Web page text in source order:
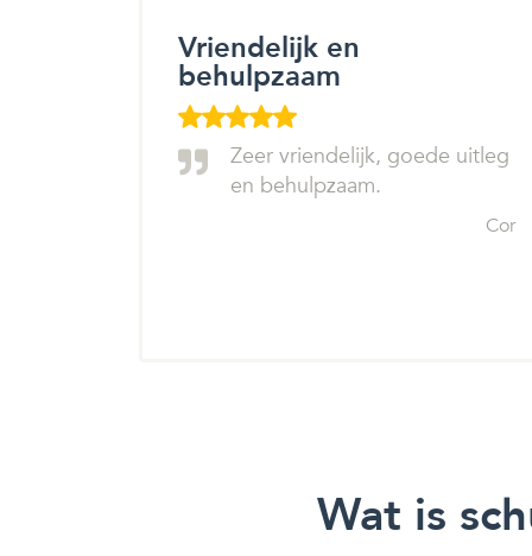
Vriendelijk en
behulpzaam
Zeer vriendelijk, goede uitleg
en behulpzaam.
Cor
Wat is